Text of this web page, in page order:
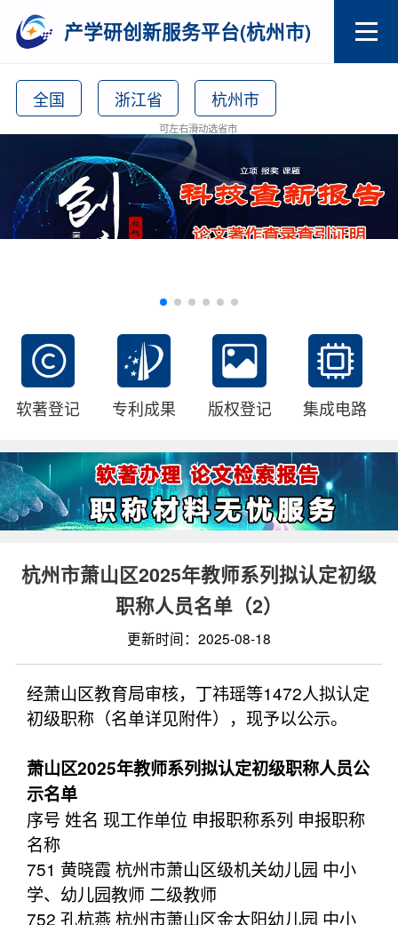
产学研创新服务平台(杭州市)
全国 浙江省 杭州市
可左右滑动选省市
软著登记 专利成果 版权登记 集成电路
杭州市萧山区2025年教师系列拟认定初级
职称人员名单（2）
更新时间：2025-08-18
经萧山区教育局审核，丁祎瑶等1472人拟认定
初级职称（名单详见附件），现予以公示。
萧山区2025年教师系列拟认定初级职称人员公
示名单
序号 姓名 现工作单位 申报职称系列 申报职称
名称
751 黄晓霞 杭州市萧山区级机关幼儿园 中小
学、幼儿园教师 二级教师
752 孔杭燕 杭州市萧山区金太阳幼儿园 中小